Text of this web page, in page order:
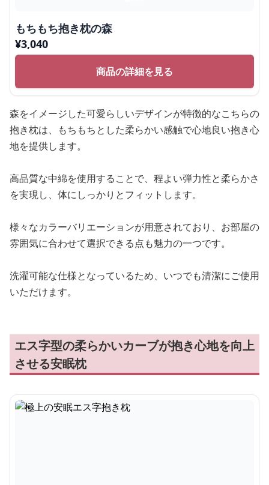
もちもち抱き枕の森
¥3,040
商品の詳細を見る
森をイメージした可愛らしいデザインが特徴的なこちらの
抱き枕は、もちもちとした柔らかい感触で心地良い抱き心
地を提供します。
高品質な中綿を使用することで、程よい弾力性と柔らかさ
を実現し、体にしっかりとフィットします。
様々なカラーバリエーションが用意されており、お部屋の
雰囲気に合わせて選択できる点も魅力の一つです。
洗濯可能な仕様となっているため、いつでも清潔にご使用
いただけます。
エス字型の柔らかいカーブが抱き心地を向上
させる安眠枕